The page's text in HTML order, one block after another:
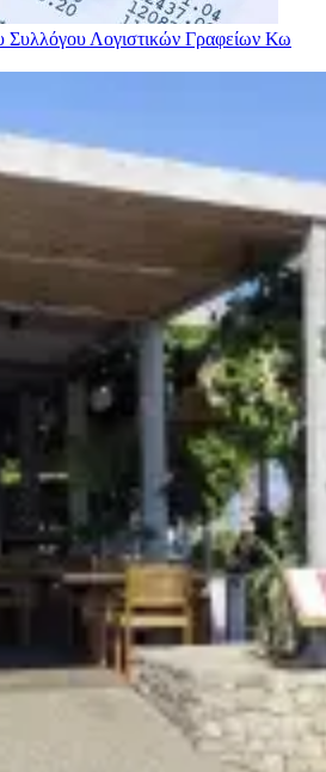
Συλλόγου Λογιστικών Γραφείων Κω